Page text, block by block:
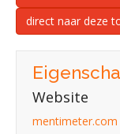
direct naar deze
Website
mentimeter.com